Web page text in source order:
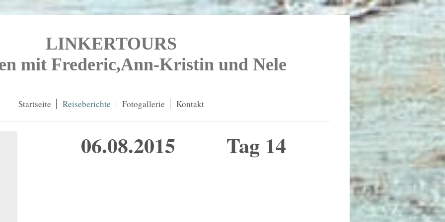
LINKERTOURS
mit Frederic,Ann-Kristin und Nele
Startseite Reiseberichte Fotogallerie Kontakt
06.08.2015 Tag 14